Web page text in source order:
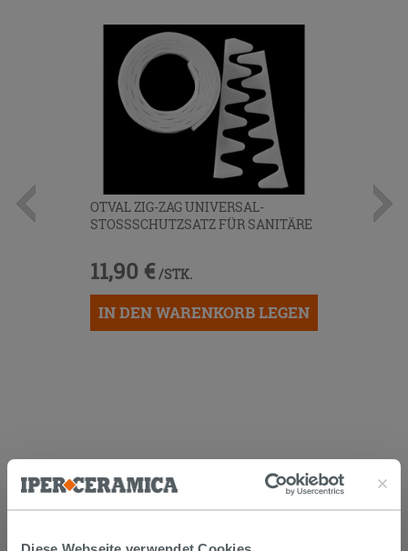
OTVAL ZIG-ZAG UNIVERSAL-
STOSSSCHUTZSATZ FÜR SANITÄRE
11,90 € /STK.
IN DEN WARENKORB LEGEN
KUNDEN, DIE DIESEN ARTIKEL